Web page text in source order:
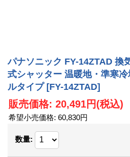
パナソニック FY-14ZTAD 換
式シャッター 温暖地・準寒
ルタイプ [FY-14ZTAD]
販売価格: 20,491円(税込)
希望小売価格: 60,830円
数量: